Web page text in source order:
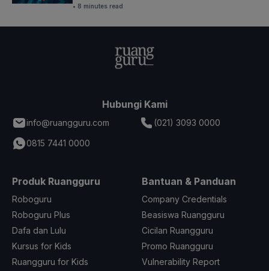
• 8 minutes read
Hubungi Kami
info@ruangguru.com
(021) 3093 0000
0815 7441 0000
Produk Ruangguru
Roboguru
Roboguru Plus
Dafa dan Lulu
Kursus for Kids
Ruangguru for Kids
Bantuan & Panduan
Company Credentials
Beasiswa Ruangguru
Cicilan Ruangguru
Promo Ruangguru
Vulnerability Report